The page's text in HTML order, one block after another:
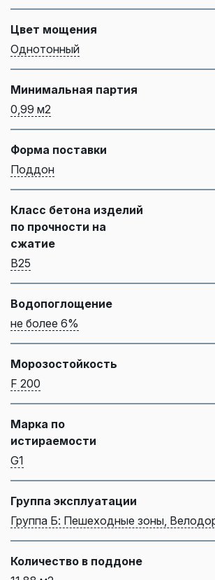
Цвет мощения
Однотонный
Минимальная партия
0,99 м2
Форма поставки
Поддон
Класс бетона изделий
по прочности на
сжатие
B25
Водопоглощение
не более 6%
Морозостойкость
F 200
Марка по
истираемости
G1
Группа эксплуатации
Группа Б: Пешеходные зоны,
Количество в поддоне